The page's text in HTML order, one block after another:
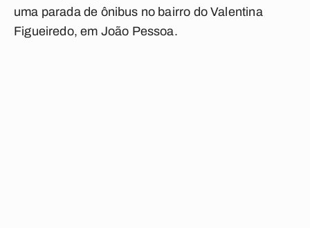
uma parada de ônibus no bairro do Valentina
Figueiredo, em João Pessoa.